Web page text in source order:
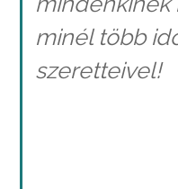
minél több
szeretteivel!